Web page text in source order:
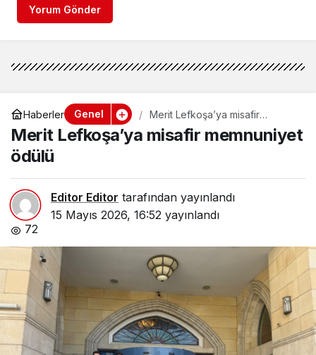
Yorum Gönder
Haberler Genel
Merit Lefkoşa’ya misafir
memnuniyet ödülü
Merit Lefkoşa’ya misafir memnuniyet
ödülü
Editor Editor tarafından yayınlandı
15 Mayıs 2026, 16:52 yayınlandı
72